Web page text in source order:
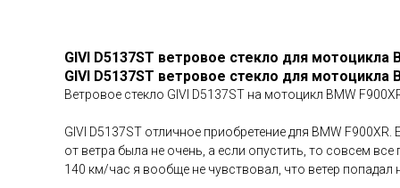
GIVI D5137ST ветровое стекло для мотоцикла
GIVI D5137ST ветровое стекло для мотоцикла
Ветровое стекло GIVI D5137ST на мотоцикл BMW
GIVI D5137ST отличное приобретение для BMW
от ветра была не очень, а если опустить, то совсем
140 км/час я вообще не чувствовал, что ветер